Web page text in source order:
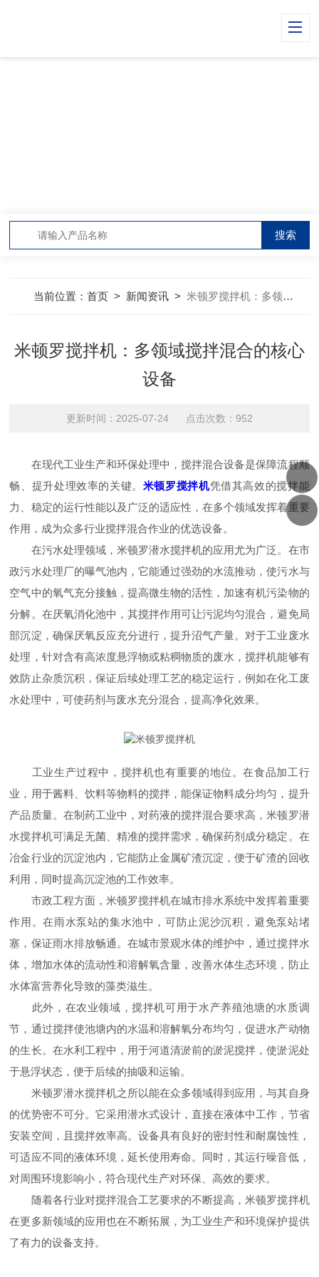
当前位置：首页 > 新闻资讯 >米顿罗搅拌机：多领域搅拌混合的核心设备
米顿罗搅拌机：多领域搅拌混合的核心
设备
更新时间：2025-07-24 点击次数：952
在现代工业生产和环保处理中，搅拌混合设备是保障流程顺
畅、提升处理效率的关键。 米顿罗搅拌机凭借其高效的搅拌能
力、稳定的运行性能以及广泛的适应性，在多个领域发挥着重要
作用，成为众多行业搅拌混合作业的优选设备。​
在污水处理领域，米顿罗潜水搅拌机的应用尤为广泛。在市
政污水处理厂的曝气池内，它能通过强劲的水流推动，使污水与
空气中的氧气充分接触，提高微生物的活性，加速有机污染物的
分解。在厌氧消化池中，其搅拌作用可让污泥均匀混合，避免局
部沉淀，确保厌氧反应充分进行，提升沼气产量。对于工业废水
处理，针对含有高浓度悬浮物或粘稠物质的废水，搅拌机能够有
效防止杂质沉积，保证后续处理工艺的稳定运行，例如在化工废
水处理中，可使药剂与废水充分混合，提高净化效果。​
工业生产过程中，搅拌机也有重要的地位。在食品加工行
业，用于酱料、饮料等物料的搅拌，能保证物料成分均匀，提升
产品质量。在制药工业中，对药液的搅拌混合要求高，米顿罗潜
水搅拌机可满足无菌、精准的搅拌需求，确保药剂成分稳定。在
冶金行业的沉淀池内，它能防止金属矿渣沉淀，便于矿渣的回收
利用，同时提高沉淀池的工作效率。​
市政工程方面，米顿罗搅拌机在城市排水系统中发挥着重要
作用。在雨水泵站的集水池中，可防止泥沙沉积，避免泵站堵
塞，保证雨水排放畅通。在城市景观水体的维护中，通过搅拌水
体，增加水体的流动性和溶解氧含量，改善水体生态环境，防止
水体富营养化导致的藻类滋生。​
此外，在农业领域，搅拌机可用于水产养殖池塘的水质调
节，通过搅拌使池塘内的水温和溶解氧分布均匀，促进水产动物
的生长。在水利工程中，用于河道清淤前的淤泥搅拌，使淤泥处
于悬浮状态，便于后续的抽吸和运输。​
米顿罗潜水搅拌机之所以能在众多领域得到应用，与其自身
的优势密不可分。它采用潜水式设计，直接在液体中工作，节省
安装空间，且搅拌效率高。设备具有良好的密封性和耐腐蚀性，
可适应不同的液体环境，延长使用寿命。同时，其运行噪音低，
对周围环境影响小，符合现代生产对环保、高效的要求。​
随着各行业对搅拌混合工艺要求的不断提高，米顿罗搅拌机
在更多新领域的应用也在不断拓展，为工业生产和环境保护提供
了有力的设备支持。